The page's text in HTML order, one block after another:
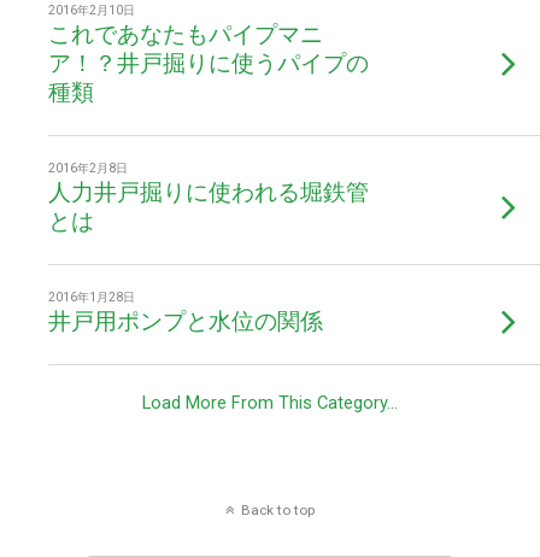
2016年2月10日
これであなたもパイプマニ
ア！？井戸掘りに使うパイプの
種類
2016年2月8日
人力井戸掘りに使われる堀鉄管
とは
2016年1月28日
井戸用ポンプと水位の関係
Load More From This Category…
Back to top